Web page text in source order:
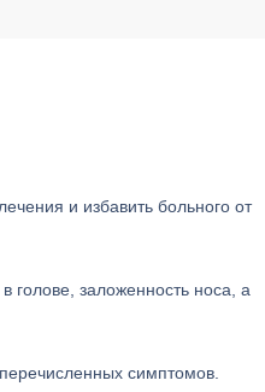
и избавить больного от
голове, заложенность носа, а
симптомов.